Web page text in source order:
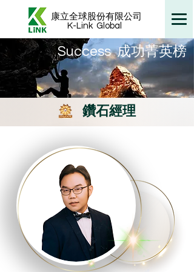
康立全球股份有限公司
K-Link Global
​Success 成功菁英榜
鑽石經理